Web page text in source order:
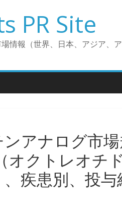
PR Site
情報（世界、日本、アジア、ア
アナログ市
オクトレオチ
疾患別、投